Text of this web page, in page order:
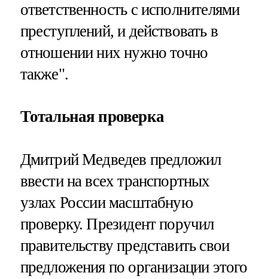
ответственность с исполнителями
преступлений, и действовать в
отношении них нужно точно
также".
Тотальная проверка
Дмитрий Медведев предложил
ввести на всех транспортных
узлах России масштабную
проверку. Президент поручил
правительству представить свои
предложения по организации этого